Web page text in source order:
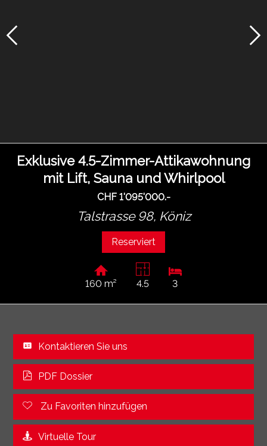
Exklusive 4.5-Zimmer-Attikawohnung
mit Lift, Sauna und Whirlpool
CHF 1'095'000.-
Talstrasse 98, Köniz
Reserviert
160 m² 4.5 3
Kontaktieren Sie uns
PDF Dossier
Zu Favoriten hinzufügen
Virtuelle Tour